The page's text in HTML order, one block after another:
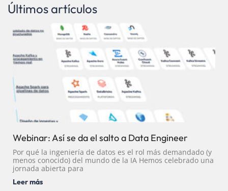
Últimos artículos
Webinar: Así se da el salto a Data Engineer
Por qué la ingeniería de datos es el rol más demandado (y
menos conocido) del mundo de la IA Hemos celebrado una
jornada abierta para
Leer más